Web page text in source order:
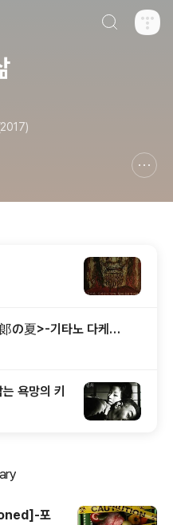
Cold on the outside (2017)
の夏>-기타노 다케시
욕망의 키
포